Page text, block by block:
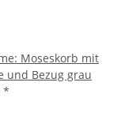
Moseskorb mit
und Bezug grau
*